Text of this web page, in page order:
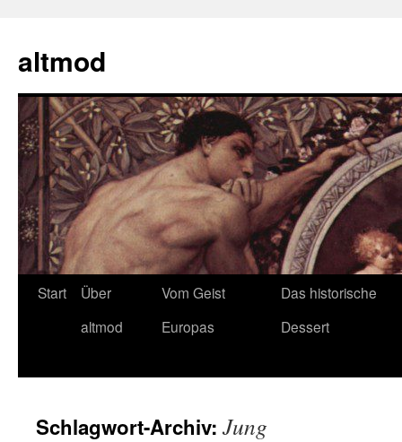
springen
altmod
Start
Über
altmod
Vom Geist
Europas
Das historische
Dessert
Schlagwort-Archiv: Jung